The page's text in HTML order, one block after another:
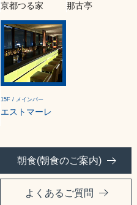
京都つる家 那古亭
15F / メインバー
エストマーレ
朝食(朝食のご案内)
よくあるご質問